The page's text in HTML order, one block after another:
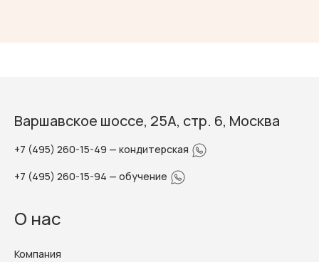
Варшавское шоссе, 25А, стр. 6, Москва
+7 (495) 260-15-49 — кондитерская
+7 (495) 260-15-94 — обучение
О нас
Компания